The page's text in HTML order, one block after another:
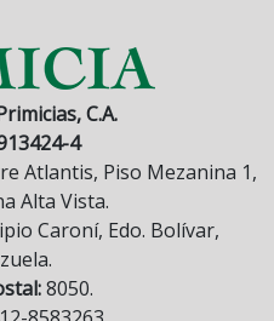
C.A.
4
Atlantis, Piso Mezanina 1,
Alta Vista.
Caroní, Edo. Bolívar,
8050.